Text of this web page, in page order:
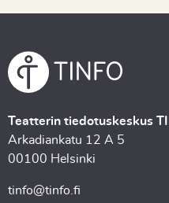
Teatterin tiedotuskeskus
Arkadiankatu 12 A 5
00100 Helsinki
tinfo@tinfo.fi